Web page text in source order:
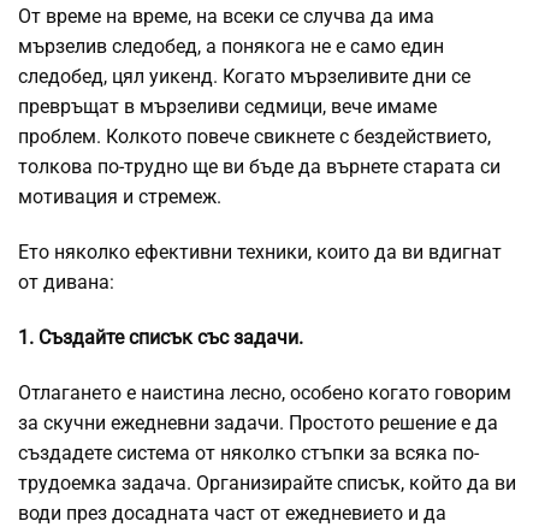
От време на време, на всеки се случва да има
мързелив следобед, а понякога не е само един
следобед, цял уикенд. Когато мързеливите дни се
превръщат в мързеливи седмици, вече имаме
проблем. Колкото повече свикнете с бездействието,
толкова по-трудно ще ви бъде да върнете старата си
мотивация и стремеж.
Ето няколко ефективни техники, които да ви вдигнат
от дивана:
1. Създайте списък със задачи.
Отлагането е наистина лесно, особено когато говорим
за скучни ежедневни задачи. Простото решение е да
създадете система от няколко стъпки за всяка по-
трудоемка задача. Организирайте списък, който да ви
води през досадната част от ежедневието и да